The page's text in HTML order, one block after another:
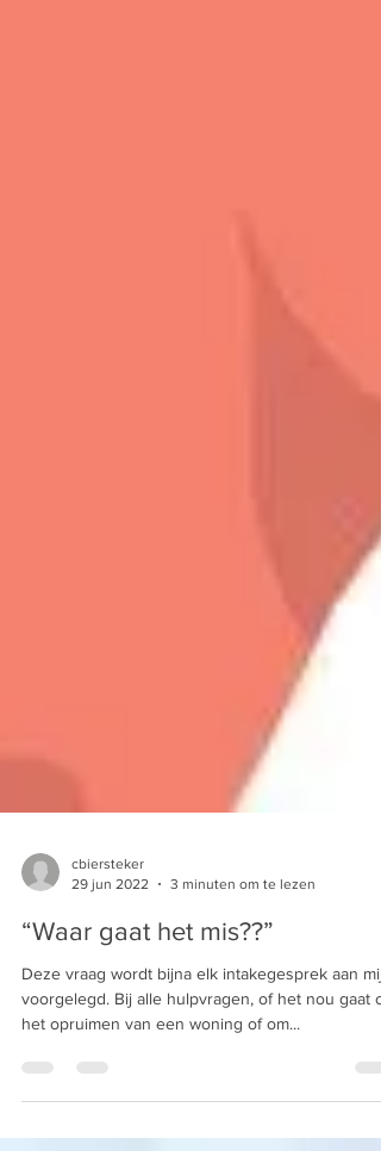
3 minuten om te lezen
“Waar gaat het mis??”
Deze vraag wordt bijna elk intakegesprek aan mij
voorgelegd. Bij alle hulpvragen, of het nou gaat
het opruimen van een woning of om...